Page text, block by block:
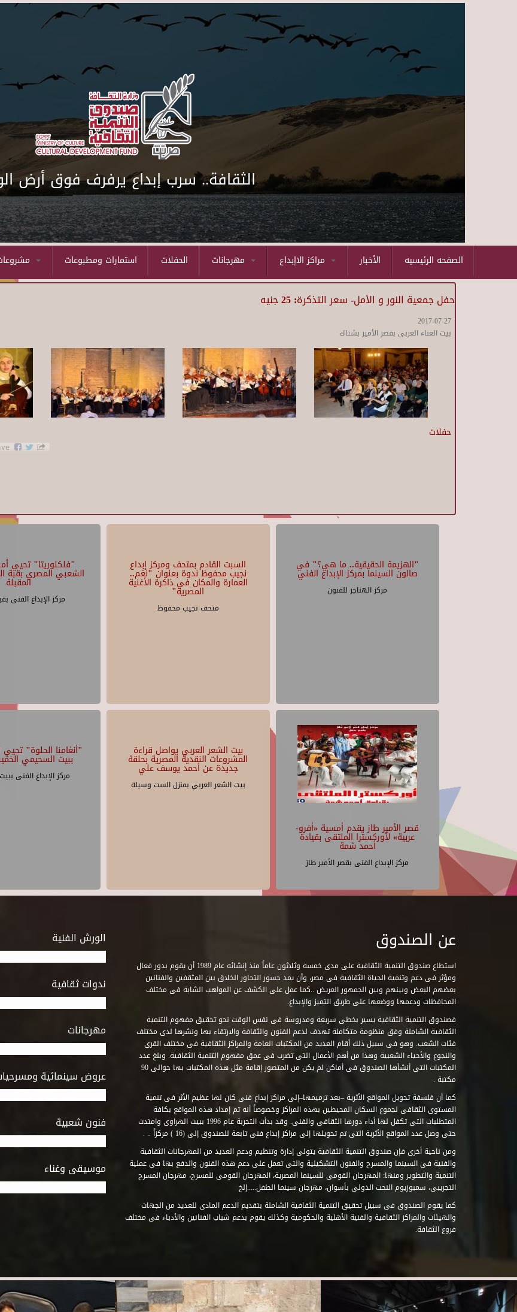
الثقافة.. سرب إبداع يرفرف فوق أرض
استمارات ومطبوعات الحفلات الأخبار الصفحه الرئيسيه
حفل جمعية النور و الأمل- سعر التذكرة: 25 جنيه
2017-07-27
بيت الغناء العربى بقصر الأمير بشتاك
حفلات
"فلكلوريتا" تحيي
الشعبي المصري بقبة
المقبلة
مركز الإبداع الفنى
السبت القادم بمتحف ومركز إبداع
نجيب محفوظ ندوة بعنوان "نغم..
العمارة والمكان في ذاكرة الأغنية
المصرية"
متحف نجيب محفوظ
"الهزيمة الحقيقية.. ما هي؟" في
صالون السينما بمركز الإبداع الفني
مركز الهناجر للفنون
"أنغامنا الحلوة"
ببيت السحيمي
مركز الإبداع الفنى
بيت الشعر العربي يواصل قراءة
المشروعات النقدية المصرية بحلقة
جديدة عن أحمد يوسف علي
بيت الشعر العربي بمنزل الست وسيلة
قصر الأمير طاز يقدم أمسية «أفرو-
عربية» لأوركسترا الملتقى بقيادة
أحمد شمة
مركز الإبداع الفنى بقصر الأمير طاز
الورش الفنية
ندوات ثقافية
مهرجانات
عروض سينمائية
فنون شعبية
موسيقى وغناء
عن الصندوق
استطاع صندوق التنمية الثقافية على مدى خمسة وثلاثون عاماً منذ إنشائه عام 1989 أن يقوم بدور فعال
ومؤثر فى دعم وتنمية الحياة الثقافية فى مصر، وأن يمد جسور التحاور الخلاق بين المثقفين والفنانين
بعضهم البعض وبينهم وبين الجمهور العريض ..كما عمل على الكشف عن المواهب الشابة فى مختلف
المحافظات ودعمها ووضعها على طريق التميز والإبداع.
فصندوق التنمية الثقافية يسير بخطى سريعة ومدروسة فى نفس الوقت نحو تحقيق مفهوم التنمية
الثقافية الشاملة وفق منظومة متكاملة تهدف لدعم الفنون والثقافة والارتقاء بها ونشرها لدى مختلف
فئات الشعب. وهو فى سبيل ذلك أقام العديد من المكتبات العامة والمراكز الثقافية فى مختلف القرى
والنجوع والأحياء الشعبية وهذا من أهم الأعمال التى تضرب فى عمق مفهوم التنمية الثقافية. وبلغ عدد
المكتبات التى أنشأها الصندوق فى أماكن لم يكن من المتصور إقامة مثل هذه المكتبات بها حوالى 90
مكتبة .
كما أن فلسفة تحويل المواقع الأثرية –بعد ترميمها–إلى مراكز إبداع فنى كان لها عظيم الأثر فى تنمية
المستوى الثقافى لجموع السكان المحيطين بهذه المراكز وخصوصاً أنه تم إمداد هذه المواقع بكافة
المتطلبات التى تكفل لها أداء دورها الثقافى والفنى. وقد بدأت التجربة عام 1996 ببيت الهراوى وامتدت
حتى وصل عدد المواقع الأثرية التى تم تحويلها إلى مراكز إبداع فنى تابعة للصندوق إلى (16 ) مركزاً .. .
ومن ناحية أخرى فإن صندوق التنمية الثقافية يتولى إدارة وتنظيم ودعم العديد من المهرجانات الثقافية
والفنية فى السينما والمسرح والفنون التشكيلية والتى تعمل على دعم هذه الفنون والدفع بها فى عملية
التنمية والتطوير ومنها: المهرجان القومى للسينما المصرية، المهرجان القومى للمسرح، مهرجان المسرح
التجريبى، سمبوزيوم النحت الدولى بأسوان، مهرجان سينما الطفل.....إلخ
كما يقوم الصندوق فى سبيل تحقيق التنمية الثقافية الشاملة بتقديم الدعم المادى للعديد من الجهات
والهيئات والمراكز الثقافية والفنية الأهلية والحكومية وكذلك يقوم بدعم شباب الفنانين والأدباء فى مختلف
فروع الثقافة.